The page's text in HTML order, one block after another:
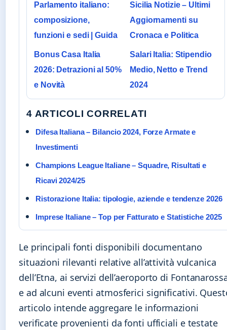
Parlamento italiano:
composizione,
funzioni e sedi | Guida
Sicilia Notizie – Ultimi
Aggiornamenti su
Cronaca e Politica
Bonus Casa Italia
2026: Detrazioni al 50%
e Novità
Salari Italia: Stipendio
Medio, Netto e Trend
2024
4 ARTICOLI CORRELATI
Difesa Italiana – Bilancio 2024, Forze Armate e
Investimenti
Champions League Italiane – Squadre, Risultati e
Ricavi 2024/25
Ristorazione Italia: tipologie, aziende e tendenze 2026
Imprese Italiane – Top per Fatturato e Statistiche 2025
Le principali fonti disponibili documentano
situazioni rilevanti relative all’attività vulcanica
dell’Etna, ai servizi dell’aeroporto di
e ad alcuni eventi atmosferici significativi.
articolo intende aggregare le informazioni
verificate provenienti da fonti ufficiali e testate